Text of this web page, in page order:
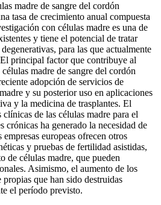
madre de sangre del cordón
tasa de crecimiento anual compuesta
con células madre es una de
y tiene el potencial de tratar
para las que actualmente
principal factor que contribuye al
madre de sangre del cordón
adopción de servicios de
y su posterior uso en aplicaciones
y la medicina de trasplantes. El
de las células madre para el
crónicas ha generado la necesidad de
europeas ofrecen otros
y pruebas de fertilidad asistidas,
de células madre, que pueden
Asimismo, el aumento de los
propias que han sido destruidas
el período previsto.